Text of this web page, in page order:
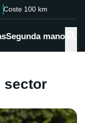
Coste 100 km
Segunda mano
sector